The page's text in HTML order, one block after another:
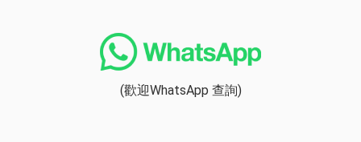
(歡迎WhatsApp 查詢)